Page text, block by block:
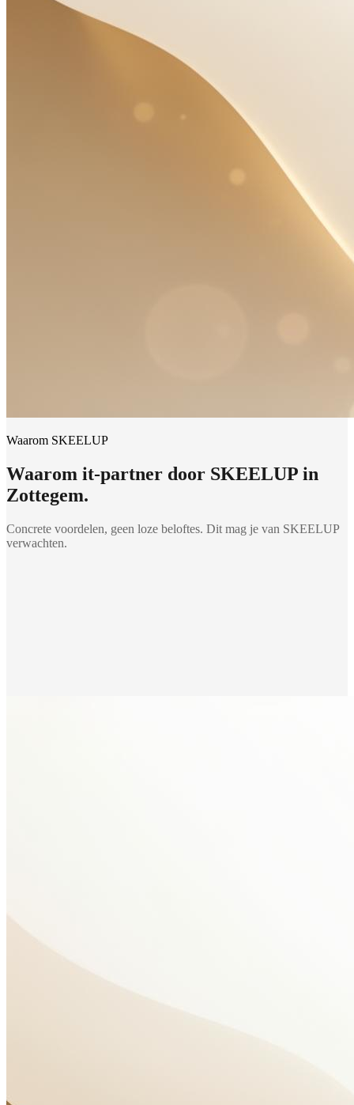
Waarom SKEELUP
Waarom it-partner door SKEELUP in
Zottegem.
Concrete voordelen, geen loze beloftes. Dit mag je van SKEELUP
verwachten.